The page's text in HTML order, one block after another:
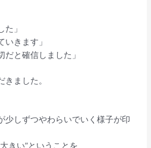
た」
いきます」
だと確信しました」
ました。
少しずつやわらいでいく様子が印
きい”ということを